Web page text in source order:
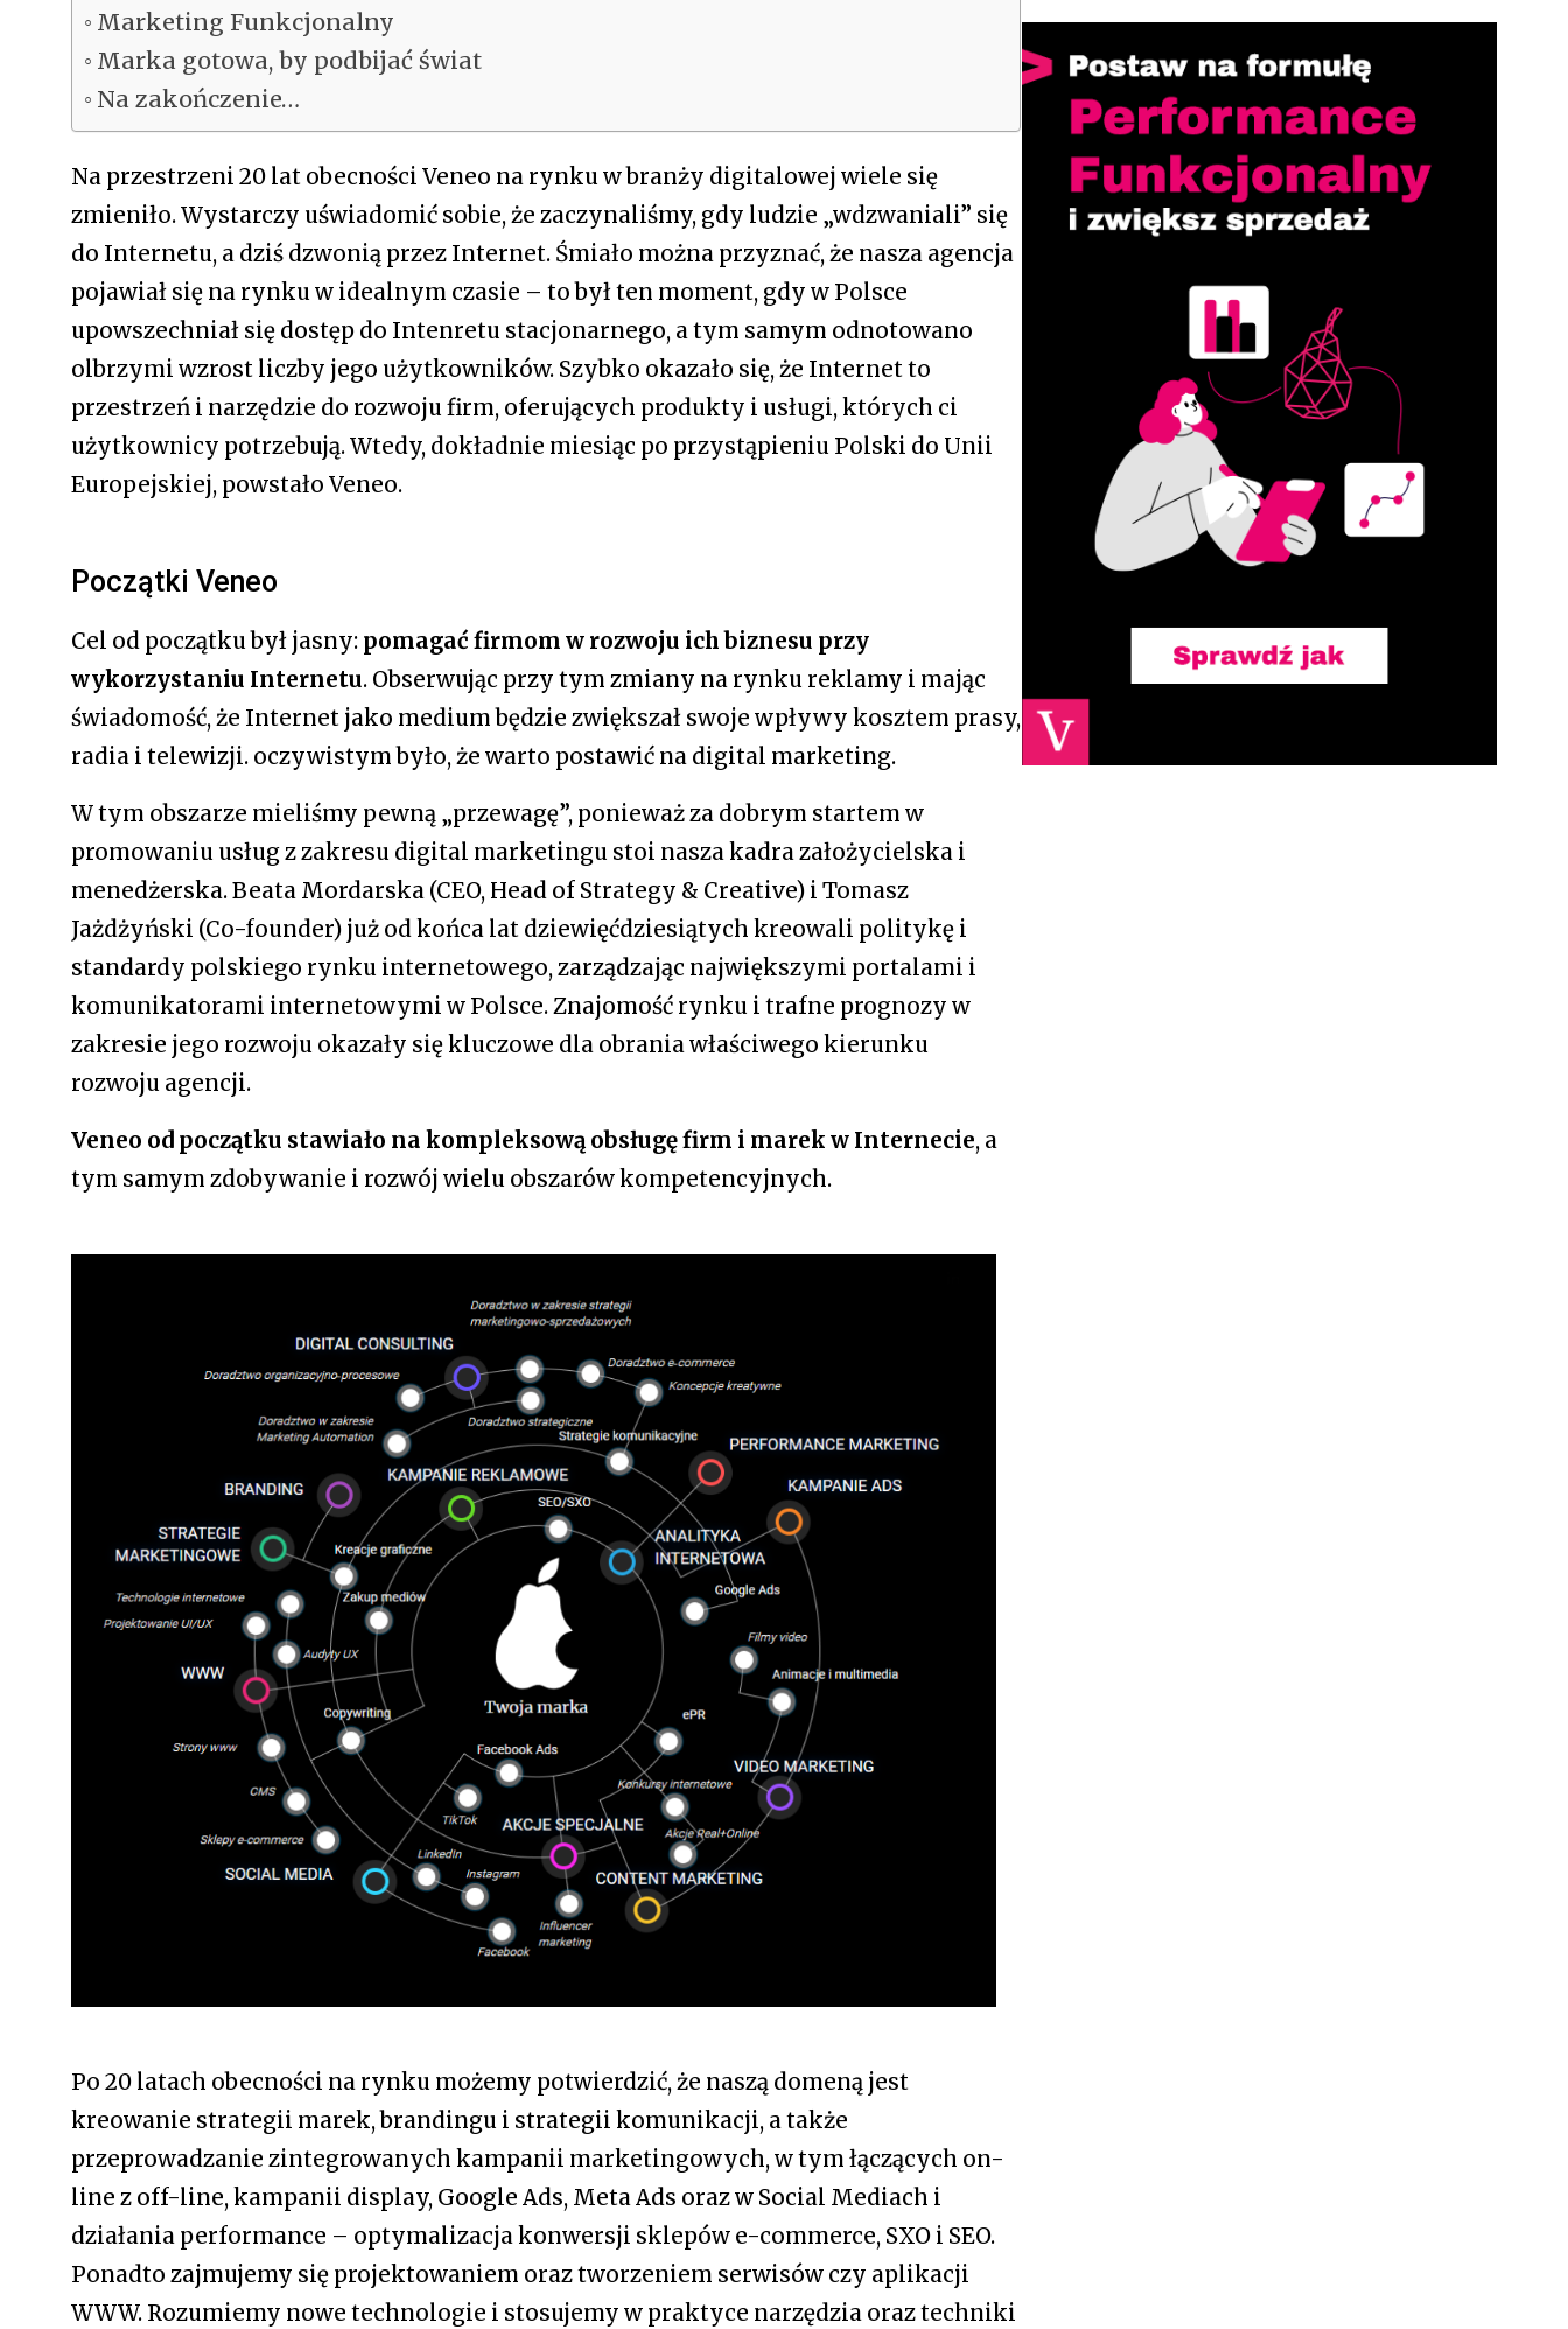
Marketing Funkcjonalny
Marka gotowa, by podbijać świat
Na zakończenie…
Na przestrzeni 20 lat obecności Veneo na rynku w branży digitalowej wiele się
zmieniło. Wystarczy uświadomić sobie, że zaczynaliśmy, gdy ludzie „wdzwaniali” się
do Internetu, a dziś dzwonią przez Internet. Śmiało można przyznać, że nasza agencja
pojawiał się na rynku w idealnym czasie – to był ten moment, gdy w Polsce
upowszechniał się dostęp do Intenretu stacjonarnego, a tym samym odnotowano
olbrzymi wzrost liczby jego użytkowników. Szybko okazało się, że Internet to
przestrzeń i narzędzie do rozwoju firm, oferujących produkty i usługi, których ci
użytkownicy potrzebują. Wtedy, dokładnie miesiąc po przystąpieniu Polski do Unii
Europejskiej, powstało Veneo.
Początki Veneo
Cel od początku był jasny: pomagać firmom w rozwoju ich biznesu przy
wykorzystaniu Internetu. Obserwując przy tym zmiany na rynku reklamy i mając
świadomość, że Internet jako medium będzie zwiększał swoje wpływy kosztem prasy,
radia i telewizji. oczywistym było, że warto postawić na digital marketing.
W tym obszarze mieliśmy pewną „przewagę”, ponieważ za dobrym startem w
promowaniu usług z zakresu digital marketingu stoi nasza kadra założycielska i
menedżerska. Beata Mordarska (CEO, Head of Strategy & Creative) i Tomasz
Jażdżyński (Co-founder) już od końca lat dziewięćdziesiątych kreowali politykę i
standardy polskiego rynku internetowego, zarządzając największymi portalami i
komunikatorami internetowymi w Polsce. Znajomość rynku i trafne prognozy w
zakresie jego rozwoju okazały się kluczowe dla obrania właściwego kierunku
rozwoju agencji.
Veneo od początku stawiało na kompleksową obsługę firm i marek w Internecie, a
tym samym zdobywanie i rozwój wielu obszarów kompetencyjnych.
Po 20 latach obecności na rynku możemy potwierdzić, że naszą domeną jest
kreowanie strategii marek, brandingu i strategii komunikacji, a także
przeprowadzanie zintegrowanych kampanii marketingowych, w tym łączących on-
line z off-line, kampanii display, Google Ads, Meta Ads oraz w Social Mediach i
działania performance – optymalizacja konwersji sklepów e-commerce, SXO i SEO.
Ponadto zajmujemy się projektowaniem oraz tworzeniem serwisów czy aplikacji
WWW. Rozumiemy nowe technologie i stosujemy w praktyce narzędzia oraz techniki